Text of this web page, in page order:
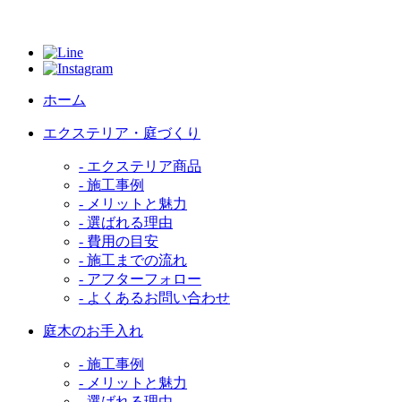
ホーム
エクステリア・庭づくり
- エクステリア商品
- 施工事例
- メリットと魅力
- 選ばれる理由
- 費用の目安
- 施工までの流れ
- アフターフォロー
- よくあるお問い合わせ
庭木のお手入れ
- 施工事例
- メリットと魅力